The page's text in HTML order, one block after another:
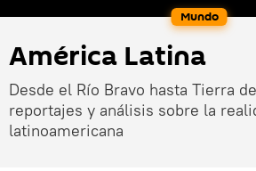
Mundo
América Latina
Desde el Río Bravo hasta Tierra
reportajes y análisis sobre la
latinoamericana